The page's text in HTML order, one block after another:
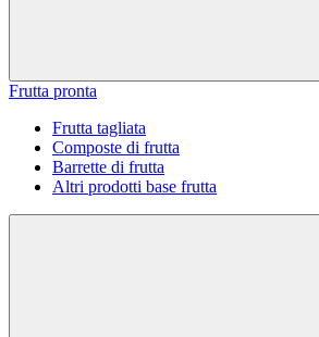
Frutta pronta
Frutta tagliata
Composte di frutta
Barrette di frutta
Altri prodotti base frutta